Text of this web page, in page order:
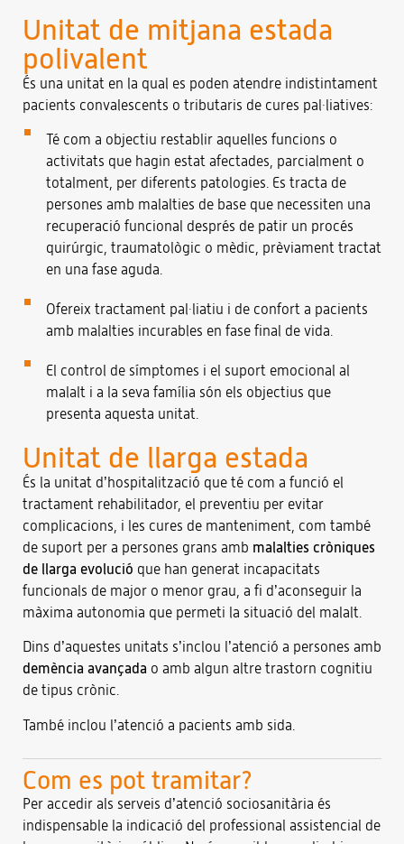
Unitat de mitjana estada
polivalent
És una unitat en la qual es poden atendre indistintament
pacients convalescents o tributaris de cures pal·liatives:
Té com a objectiu restablir aquelles funcions o
activitats que hagin estat afectades, parcialment o
totalment, per diferents patologies. Es tracta de
persones amb malalties de base que necessiten una
recuperació funcional després de patir un procés
quirúrgic, traumatològic o mèdic, prèviament tractat
en una fase aguda.
Ofereix tractament pal·liatiu i de confort a pacients
amb malalties incurables en fase final de vida.
El control de símptomes i el suport emocional al
malalt i a la seva família són els objectius que
presenta aquesta unitat.
Unitat de llarga estada
És la unitat d’hospitalització que té com a funció el
tractament rehabilitador, el preventiu per evitar
complicacions, i les cures de manteniment, com també
de suport per a persones grans amb malalties cròniques
de llarga evolució que han generat incapacitats
funcionals de major o menor grau, a fi d’aconseguir la
màxima autonomia que permeti la situació del malalt.
Dins d’aquestes unitats s’inclou l’atenció a persones amb
demència avançada o amb algun altre trastorn cognitiu
de tipus crònic.
També inclou l’atenció a pacients amb sida.
Com es pot tramitar?
Per accedir als serveis d’atenció sociosanitària és
indispensable la indicació del professional assistencial de